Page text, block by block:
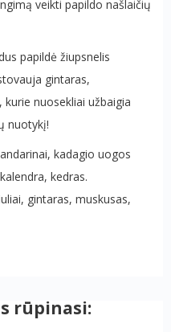
veikti papildo našlaičių
papildė žiupsnelis
gintaras,
nuosekliai užbaigia
nuotykį!
kadagio uogos
kedras.
gintaras, muskusas,
rūpinasi: